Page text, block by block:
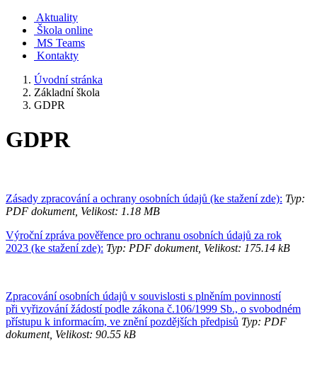
Aktuality
Škola online
MS Teams
Kontakty
Úvodní stránka
Základní škola
GDPR
GDPR
Zásady zpracování a ochrany osobních údajů (ke stažení zde): Typ:
PDF dokument, Velikost: 1.18 MB
Výroční zpráva pověřence pro ochranu osobních údajů za rok
2023 (ke stažení zde): Typ: PDF dokument, Velikost: 175.14 kB
Zpracování osobních údajů v souvislosti s plněním povinností
při vyřizování žádostí podle zákona č.106/1999 Sb., o svobodném
přístupu k informacím, ve znění pozdějších předpisů Typ: PDF
dokument, Velikost: 90.55 kB